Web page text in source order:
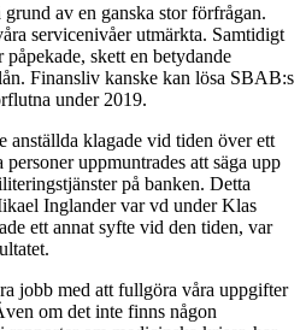
av en ganska stor förfrågan.
servicenivåer utmärkta. Samtidigt
skett en betydande
Finansliv kanske kan lösa SBAB:s
under 2019.
anställda klagade vid tiden över ett
uppmuntrades att säga upp
på banken. Detta
Inglander var vd under Klas
ett annat syfte vid den tiden, var
jobb med att fullgöra våra uppgifter
om det inte finns någon